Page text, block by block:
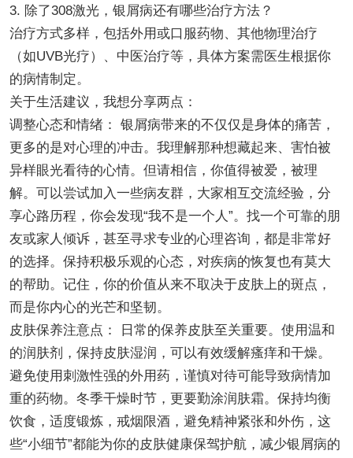
3. 除了308激光，银屑病还有哪些治疗方法？
治疗方式多样，包括外用或口服药物、其他物理治疗
（如UVB光疗）、中医治疗等，具体方案需医生根据你
的病情制定。
关于生活建议，我想分享两点：
调整心态和情绪： 银屑病带来的不仅仅是身体的痛苦，
更多的是对心理的冲击。我理解那种想藏起来、害怕被
异样眼光看待的心情。但请相信，你值得被爱，被理
解。可以尝试加入一些病友群，大家相互交流经验，分
享心路历程，你会发现“我不是一个人”。找一个可靠的朋
友或家人倾诉，甚至寻求专业的心理咨询，都是非常好
的选择。保持积极乐观的心态，对疾病的恢复也有莫大
的帮助。记住，你的价值从来不取决于皮肤上的斑点，
而是你内心的光芒和坚韧。
皮肤保养注意点： 日常的保养皮肤至关重要。使用温和
的润肤剂，保持皮肤湿润，可以有效缓解瘙痒和干燥。
避免使用刺激性强的外用药，谨慎对待可能导致病情加
重的药物。冬季干燥时节，更要勤涂润肤霜。保持均衡
饮食，适度锻炼，戒烟限酒，避免精神紧张和外伤，这
些“小细节”都能为你的皮肤健康保驾护航，减少银屑病的